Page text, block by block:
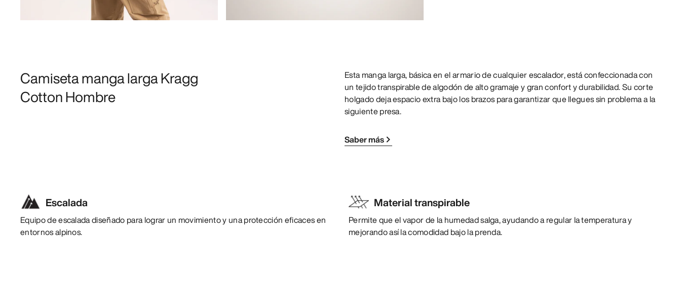
Camiseta manga larga Kragg
Cotton Hombre
Esta manga larga, básica en el armario de cualquier escalador, está confeccionada con
un tejido transpirable de algodón de alto gramaje y gran confort y durabilidad. Su corte
holgado deja espacio extra bajo los brazos para garantizar que llegues sin problema a la
siguiente presa.
Saber más
Escalada
Equipo de escalada diseñado para lograr un movimiento y una protección eficaces en
entornos alpinos.
Material transpirable
Permite que el vapor de la humedad salga, ayudando a regular la temperatura y
mejorando así la comodidad bajo la prenda.